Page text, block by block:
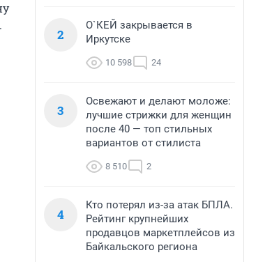
2
О`КЕЙ закрывается в
Иркутске
10 598 24
3
Освежают и делают моложе:
лучшие стрижки для женщин
после 40 — топ стильных
вариантов от стилиста
8 510 2
4
Кто потерял из-за атак БПЛА.
Рейтинг крупнейших
продавцов маркетплейсов из
Байкальского региона